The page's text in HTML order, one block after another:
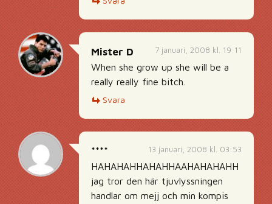
7 januari, 2008 kl. 19:11
Mister D
When she grow up she will be a
really really fine bitch.
Svara
13 januari, 2008 kl. 03:53
****
HAHAHAHHAHAHHAAHAHAHAHH
jag tror den här tjuvlyssningen
handlar om mejj och min kompis